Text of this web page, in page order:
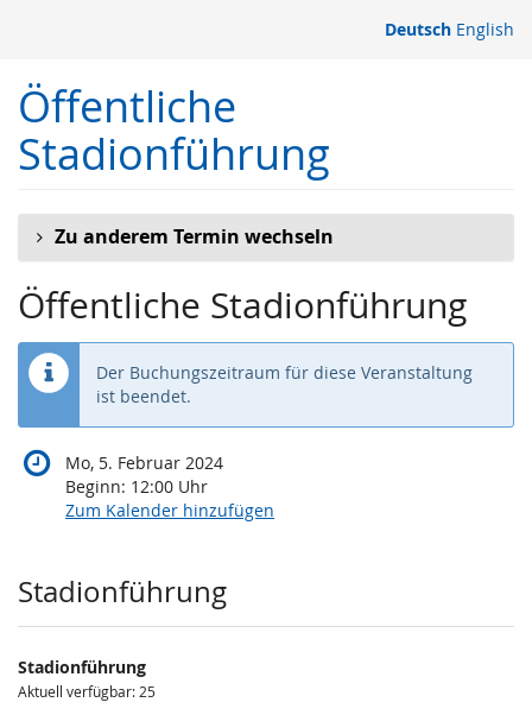
springen
Deutsch English
Öffentliche
Stadionführung
Zu anderem Termin wechseln
Öffentliche Stadionführung
Der Buchungszeitraum für diese Veranstaltung
ist beendet.
Mo, 5. Februar 2024
Beginn: 12:00 Uhr
Zum Kalender hinzufügen
Produkte
Stadionführung
Stadionführung
Aktuell verfügbar: 25